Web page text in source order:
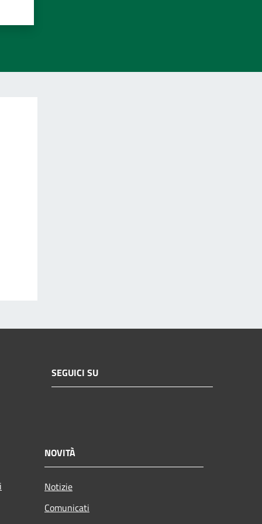
SEGUICI SU
NOVITÀ
Notizie
Comunicati